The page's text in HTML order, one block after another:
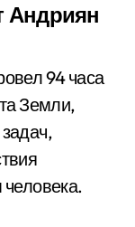
Андриян
94 часа
Земли,
человека.